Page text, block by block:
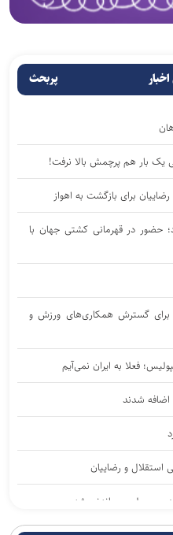
پربحث
برای بازگشت به اهواز
حضور در قهرمانی کشتی جهان با
برای گسترش همکاری‌های ورزش و
فعلا به ایران نمی‌آیم
در پرسپولیس ماندنی شد